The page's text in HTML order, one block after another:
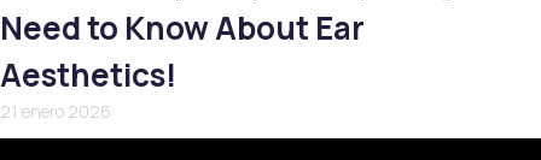
Need to Know About Ear
Aesthetics!
21 enero 2026